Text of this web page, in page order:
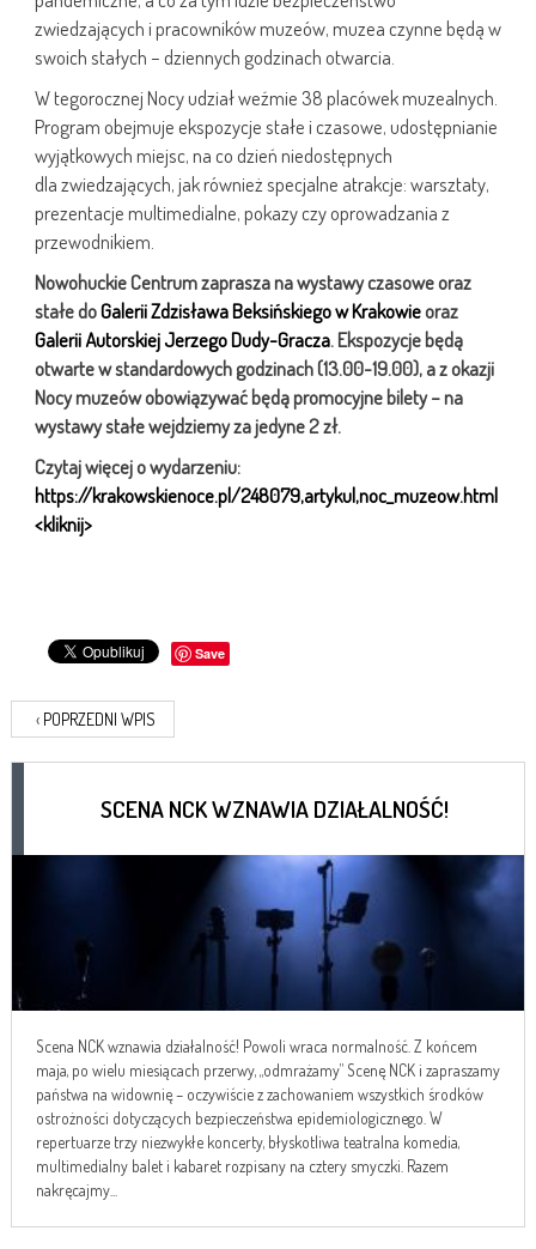
zwiedzających i pracowników muzeów, muzea czynne będą w
swoich stałych – dziennych godzinach otwarcia.
W tegorocznej Nocy udział weźmie 38 placówek muzealnych.
Program obejmuje ekspozycje stałe i czasowe, udostępnianie
wyjątkowych miejsc, na co dzień niedostępnych
dla zwiedzających, jak również specjalne atrakcje: warsztaty,
prezentacje multimedialne, pokazy czy oprowadzania z
przewodnikiem.
Nowohuckie Centrum zaprasza na wystawy czasowe oraz
stałe doGalerii Zdzisława Beksińskiego w Krakowieoraz
Galerii Autorskiej Jerzego Dudy-Gracza. Ekspozycje będą
otwarte w standardowych godzinach (13.00-19.00), a z okazji
Nocy muzeów obowiązywać będą promocyjne bilety – na
wystawy stałe wejdziemy za jedyne 2 zł.
Czytaj więcej o wydarzeniu:
https://krakowskienoce.pl/248079,artykul,noc_muzeow.html
<kliknij>
Save
‹ POPRZEDNI WPIS
SCENA NCK WZNAWIA DZIAŁALNOŚĆ!
Scena NCK wznawia działalność! Powoli wraca normalność. Z końcem
maja, po wielu miesiącach przerwy, „odmrażamy” Scenę NCK i zapraszamy
państwa na widownię – oczywiście z zachowaniem wszystkich środków
ostrożności dotyczących bezpieczeństwa epidemiologicznego. W
repertuarze trzy niezwykłe koncerty, błyskotliwa teatralna komedia,
multimedialny balet i kabaret rozpisany na cztery smyczki. Razem
nakręcajmy...